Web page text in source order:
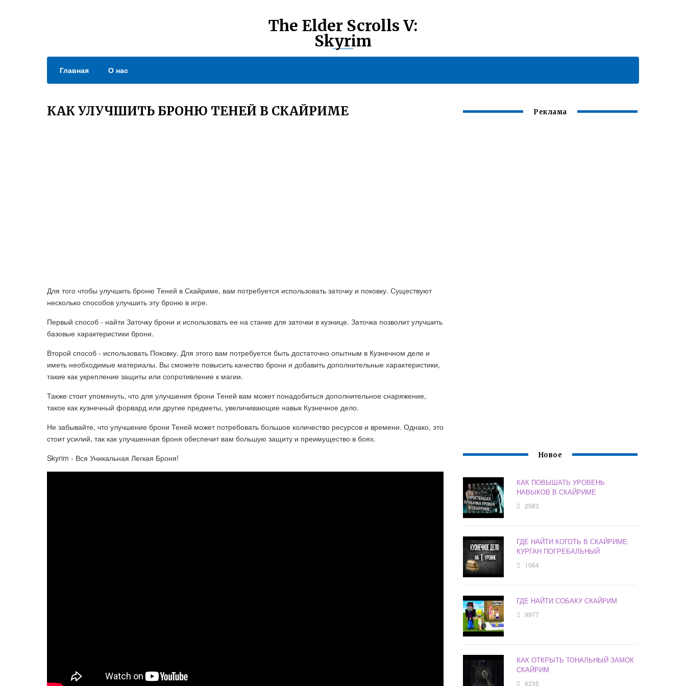
The Elder Scrolls V:
Skyrim
Главная О нас
КАК УЛУЧШИТЬ БРОНЮ ТЕНЕЙ В СКАЙРИМЕ
Для того чтобы улучшить броню Теней в Скайриме, вам потребуется использовать заточку и поковку. Существуют
несколько способов улучшить эту броню в игре.
Первый способ - найти Заточку брони и использовать ее на станке для заточки в кузнице. Заточка позволит улучшить
базовые характеристики брони.
Второй способ - использовать Поковку. Для этого вам потребуется быть достаточно опытным в Кузнечном деле и
иметь необходимые материалы. Вы сможете повысить качество брони и добавить дополнительные характеристики,
такие как укрепление защиты или сопротивление к магии.
Также стоит упомянуть, что для улучшения брони Теней вам может понадобиться дополнительное снаряжение,
такое как кузнечный форвард или другие предметы, увеличивающие навык Кузнечное дело.
Не забывайте, что улучшение брони Теней может потребовать большое количество ресурсов и времени. Однако, это
стоит усилий, так как улучшенная броня обеспечит вам большую защиту и преимущество в боях.
Skyrim - Вся Уникальная Легкая Броня!
Реклама
Новое
КАК ПОВЫШАТЬ УРОВЕНЬ
НАВЫКОВ В СКАЙРИМЕ
2583
ГДЕ НАЙТИ КОГОТЬ В СКАЙРИМЕ
КУРГАН ПОГРЕБАЛЬНЫЙ
1064
ГДЕ НАЙТИ СОБАКУ СКАЙРИМ
9977
КАК ОТКРЫТЬ ТОНАЛЬНЫЙ ЗАМОК
СКАЙРИМ
6235